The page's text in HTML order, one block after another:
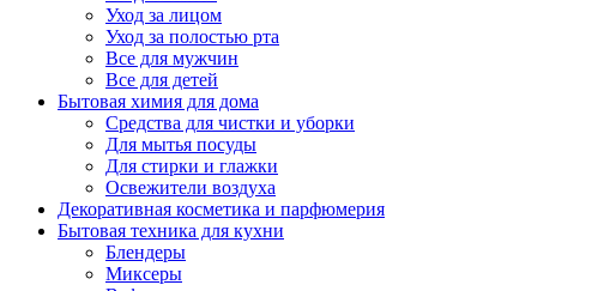
Уход за лицом
Уход за полостью рта
Все для мужчин
Все для детей
Бытовая химия для дома
Средства для чистки и уборки
Для мытья посуды
Для стирки и глажки
Освежители воздуха
Декоративная косметика и парфюмерия
Бытовая техника для кухни
Блендеры
Миксеры